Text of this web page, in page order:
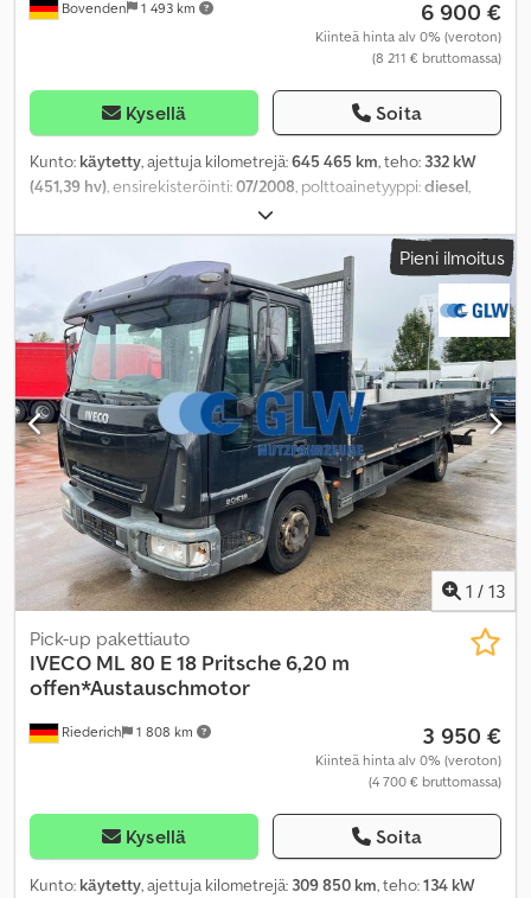
Bovenden 1 493 km 6 900 €
Kiinteä hinta alv 0% (veroton)
(8 211 € bruttomassa)
Kysellä Soita
Kunto: käytetty, ajettuja kilometrejä:645 465 km, teho: 332 kW
(451,39 hv), ensirekisteröinti:07/2008, polttoainetyyppi:diesel,
, maksimi kuormauspaino:
kokonaispaino:18 000 kg, renkaan koko:315/70R22,5,
4x2, akseliväli:
, jarrut:
moottorijarrutus, väri:valkoinen, ohjaamo:makuuhytti
vaihteistotyyppi:mekaaninen, päästöluokka:Euro 5
, jousitus:
teräs-ilma , istuimien määrä:2, Varusteet:ABS, ajoneuvotietokone,
alhainen melutaso, hytti, ilmastointi, immobilisointijärjestelmä,
istuimenlämmitin, keskuslukitus, luistonesto, pysäköintilämmitin,
spoileri, sumuvalot, tasauspyörästön lukko, tehostettu ohjaus,
vakionopeudensäädin,
Pieni ilmoitus
1 / 13
Riederich 1 808 km
Pick-up pakettiauto
IVECO ML 80 E 18 Pritsche 6,20 m
offen*Austauschmotor
3 950 €
Kiinteä hinta alv 0% (veroton)
(4 700 € bruttomassa)
Kysellä Soita
Kunto: käytetty, ajettuja kilometrejä: 309 850 km, teho:134 kW